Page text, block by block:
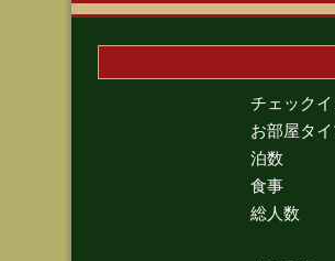
チェックイ
お部屋タ
泊数
食事
総人数